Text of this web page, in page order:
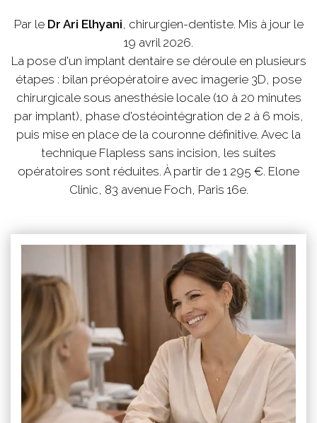
Par le Dr Ari Elhyani, chirurgien-dentiste. Mis à jour le
19 avril 2026.
La pose d'un implant dentaire se déroule en plusieurs
étapes : bilan préopératoire avec imagerie 3D, pose
chirurgicale sous anesthésie locale (10 à 20 minutes
par implant), phase d'ostéointégration de 2 à 6 mois,
puis mise en place de la couronne définitive. Avec la
technique Flapless sans incision, les suites
opératoires sont réduites. À partir de 1 295 €. Elone
Clinic, 83 avenue Foch, Paris 16e.